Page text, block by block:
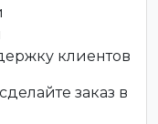
клиентов
заказ в